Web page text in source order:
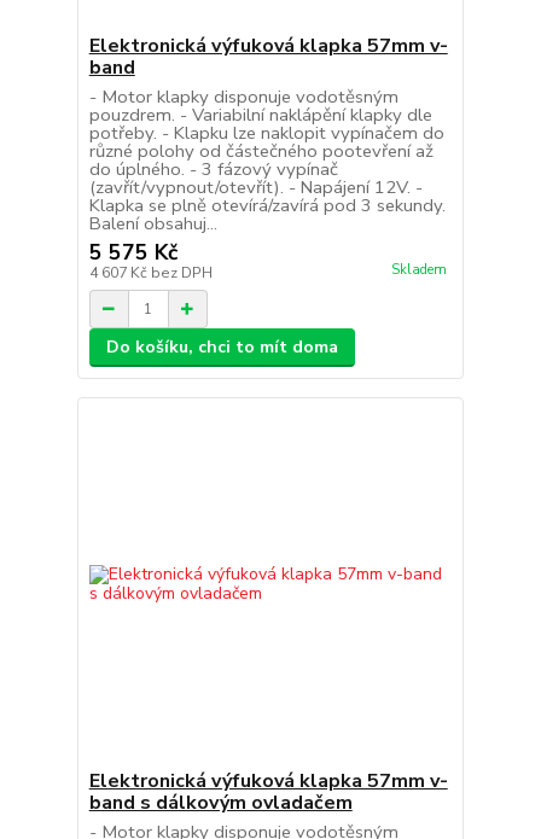
Elektronická výfuková klapka 57mm v-
band
- Motor klapky disponuje vodotěsným
pouzdrem. - Variabilní naklápění klapky dle
potřeby. - Klapku lze naklopit vypínačem do
různé polohy od částečného pootevření až
do úplného. - 3 fázový vypínač
(zavřít/vypnout/otevřít). - Napájení 12V. -
Klapka se plně otevírá/zavírá pod 3 sekundy.
Balení obsahuj...
5 575 Kč
4 607 Kč bez DPH Skladem
Do košíku, chci to mít doma
Elektronická výfuková klapka 57mm v-
band s dálkovým ovladačem
- Motor klapky disponuje vodotěsným